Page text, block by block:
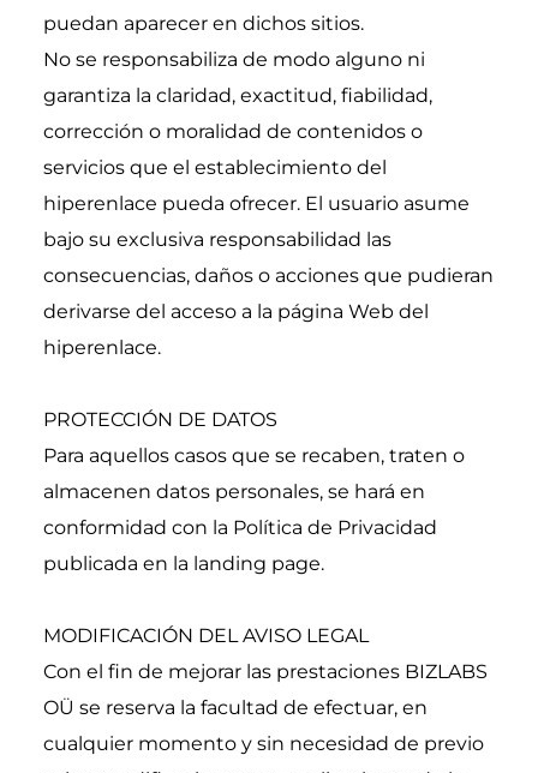
puedan aparecer en dichos sitios.
No se responsabiliza de modo alguno ni
garantiza la claridad, exactitud, fiabilidad,
corrección o moralidad de contenidos o
servicios que el establecimiento del
hiperenlace pueda ofrecer. El usuario asume
bajo su exclusiva responsabilidad las
consecuencias, daños o acciones que pudieran
derivarse del acceso a la página Web del
hiperenlace.
PROTECCIÓN DE DATOS
Para aquellos casos que se recaben, traten o
almacenen datos personales, se hará en
conformidad con la Política de Privacidad
publicada en la landing page.
MODIFICACIÓN DEL AVISO LEGAL
Con el fin de mejorar las prestaciones BIZLABS
OÜ se reserva la facultad de efectuar, en
cualquier momento y sin necesidad de previo